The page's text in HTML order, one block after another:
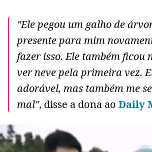
"Ele pegou um galho de
presente para mim
fazer isso. Ele também ficou
ver neve pela primeira vez.
adorável, mas também me
mal", disse a dona ao Daily